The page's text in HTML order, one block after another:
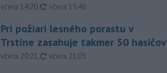
včera 14:20, aktualizované
včera 15:46
Pri požiari lesného porastu v
Trstíne zasahuje takmer 50 hasičov
včera 20:21, aktualizované
včera 21:05